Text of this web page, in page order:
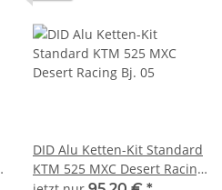
DID Alu Ketten-Kit Standard
KTM 525 MXC Desert Racing